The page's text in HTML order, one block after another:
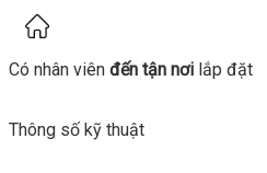
Có nhân viên đến tận nơi lắp đặt
Thông số kỹ thuật